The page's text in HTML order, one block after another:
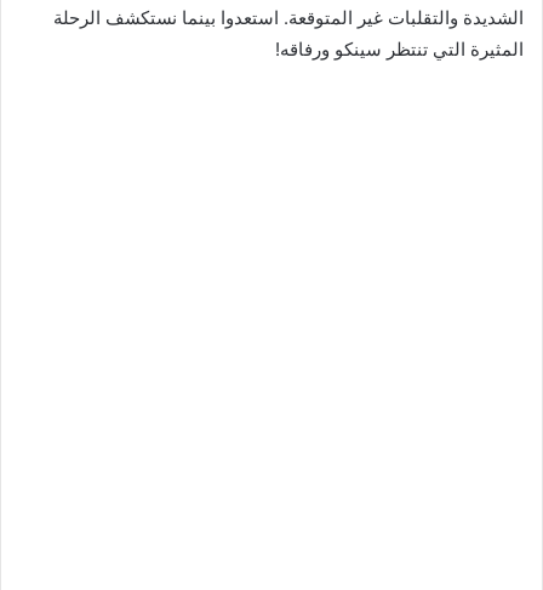
الشديدة والتقلبات غير المتوقعة. استعدوا بينما نستكشف الرحلة
المثيرة التي تنتظر سينكو ورفاقه!